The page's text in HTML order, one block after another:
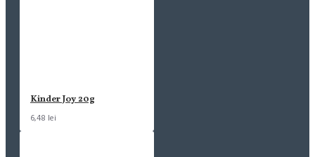
Kinder Joy 20g
6,48 lei